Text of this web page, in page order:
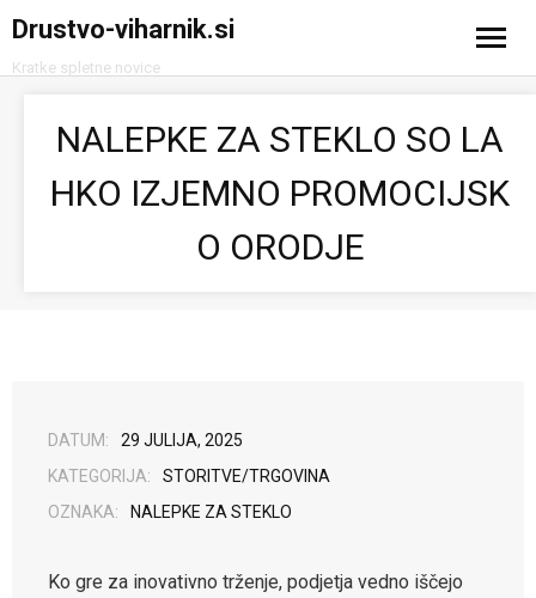
Drustvo-viharnik.si
Kratke spletne novice
NALEPKE ZA STEKLO SO LA
HKO IZJEMNO PROMOCIJSK
O ORODJE
DATUM:
29 JULIJA, 2025
KATEGORIJA:
STORITVE/TRGOVINA
OZNAKA:
NALEPKE ZA STEKLO
Ko gre za inovativno trženje, podjetja vedno iščejo